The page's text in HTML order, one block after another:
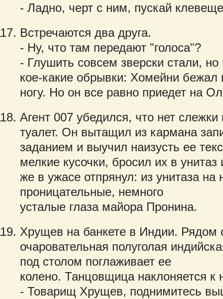
- Ладно, черт с ним, пускай
Встречаются два друга.
- Ну, что там передают "голоса"?
- Глушить совсем зверски стали,
кое-какие обрывки: Хомейни бежал
ногу. Но он все равно приедет на
Агент 007 убедился, что нет
туалет. Он вытащил из кармана
заданием и выучил наизусть ее
мелкие кусочки, бросил их в унитаз
же в ужасе отпрянул: из унитаза на
проницательные, немного
усталые глаза майора Пронина.
Хрущев на банкете в Индии. Рядом
очаровательная полуголая
под столом поглаживает ее
колено. Танцовщица наклоняется к
- Товарищ Хрущев, поднимитесь